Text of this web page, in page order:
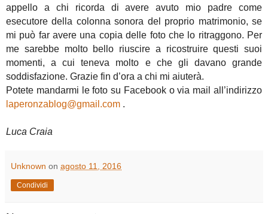
appello a chi ricorda di avere avuto mio padre come
esecutore della colonna sonora del proprio matrimonio, se
mi può far avere una copia delle foto che lo ritraggono. Per
me sarebbe molto bello riuscire a ricostruire questi suoi
momenti, a cui teneva molto e che gli davano grande
soddisfazione. Grazie fin d’ora a chi mi aiuterà.
Potete mandarmi le foto su Facebook o via mail all’indirizzo
laperonzablog@gmail.com .
Luca Craia
Unknown on agosto 11, 2016
Condividi